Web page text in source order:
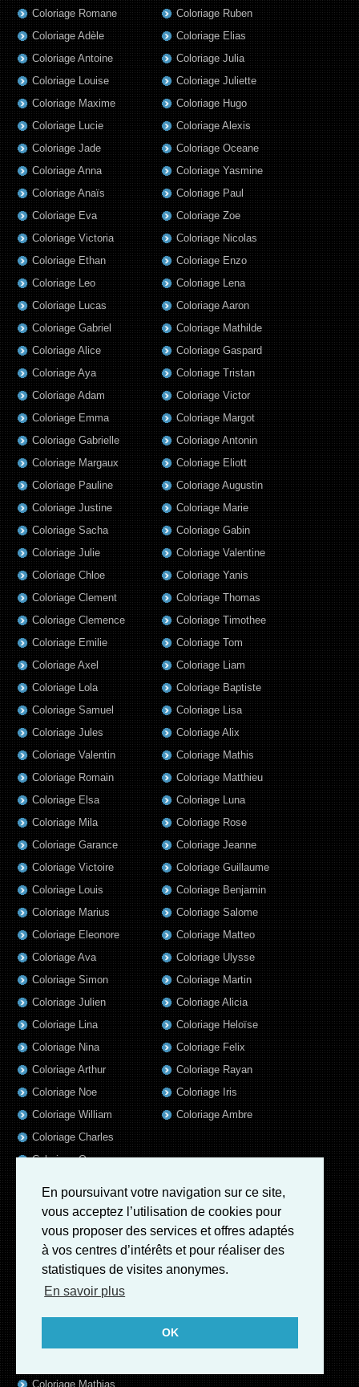
En poursuivant votre navigation sur ce site,
vous acceptez l’utilisation de cookies pour
vous proposer des services et offres adaptés
à vos centres d’intérêts et pour réaliser des
statistiques de visites anonymes.
En savoir plus
OK
Coloriage Romane
Coloriage Adèle
Coloriage Antoine
Coloriage Louise
Coloriage Maxime
Coloriage Lucie
Coloriage Jade
Coloriage Anna
Coloriage Anaïs
Coloriage Eva
Coloriage Victoria
Coloriage Ethan
Coloriage Leo
Coloriage Lucas
Coloriage Gabriel
Coloriage Alice
Coloriage Aya
Coloriage Adam
Coloriage Emma
Coloriage Gabrielle
Coloriage Ruben
Coloriage Elias
Coloriage Julia
Coloriage Juliette
Coloriage Hugo
Coloriage Alexis
Coloriage Oceane
Coloriage Yasmine
Coloriage Paul
Coloriage Zoe
Coloriage Nicolas
Coloriage Enzo
Coloriage Lena
Coloriage Aaron
Coloriage Mathilde
Coloriage Gaspard
Coloriage Tristan
Coloriage Victor
Coloriage Margot
Coloriage Antonin
Coloriage Margaux
Coloriage Pauline
Coloriage Justine
Coloriage Sacha
Coloriage Julie
Coloriage Chloe
Coloriage Clement
Coloriage Clemence
Coloriage Emilie
Coloriage Axel
Coloriage Lola
Coloriage Samuel
Coloriage Jules
Coloriage Valentin
Coloriage Romain
Coloriage Elsa
Coloriage Mila
Coloriage Garance
Coloriage Victoire
Coloriage Louis
Coloriage Marius
Coloriage Eleonore
Coloriage Ava
Coloriage Simon
Coloriage Julien
Coloriage Lina
Coloriage Nina
Coloriage Arthur
Coloriage Noe
Coloriage William
Coloriage Eliott
Coloriage Augustin
Coloriage Marie
Coloriage Gabin
Coloriage Valentine
Coloriage Yanis
Coloriage Thomas
Coloriage Timothee
Coloriage Tom
Coloriage Liam
Coloriage Baptiste
Coloriage Lisa
Coloriage Alix
Coloriage Mathis
Coloriage Matthieu
Coloriage Luna
Coloriage Rose
Coloriage Jeanne
Coloriage Guillaume
Coloriage Benjamin
Coloriage Salome
Coloriage Matteo
Coloriage Ulysse
Coloriage Martin
Coloriage Alicia
Coloriage Heloïse
Coloriage Felix
Coloriage Rayan
Coloriage Iris
Coloriage Ambre
Coloriage Charles
Coloriage Oscar
Coloriage Quentin
Coloriage Pierre
Coloriage Fatoumata
Coloriage Sofia
Coloriage Adrien
Coloriage Kevin
Coloriage Mathias